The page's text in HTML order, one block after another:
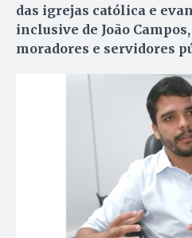
das igrejas católica e
inclusive de João
moradores e servidores